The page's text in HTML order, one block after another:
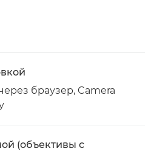
браузер, Camera
(объективы с